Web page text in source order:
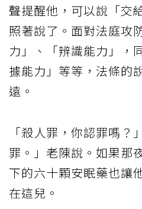
聲提醒他，可以說「交
照著說了。面對法庭攻
力」、「辨識能力」，
據能力」等等，法條的
遠。
「殺人罪，你認罪嗎？
罪。」老陳說。如果那
下的六十顆安眠藥也讓
在這兒。